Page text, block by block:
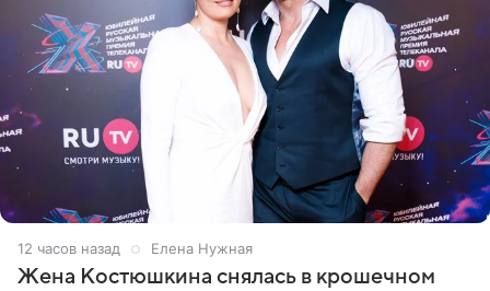
12 часов назад Елена Нужная
Жена Костюшкина снялась в крошечном